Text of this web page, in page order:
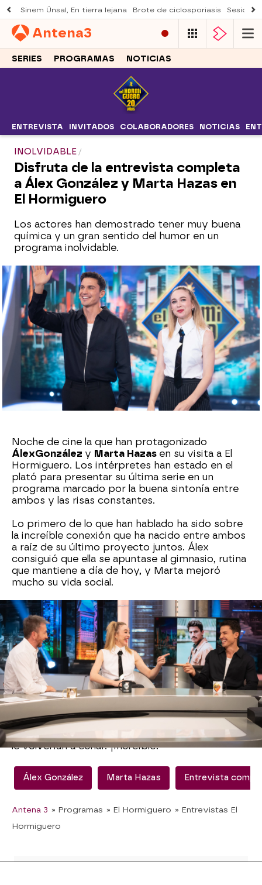
Sinem Ünsal, En tierra lejana Brote de ciclosporiasis Sesión
Antena3
SERIES PROGRAMAS NOTICIAS
ENTREVISTA INVITADOS COLABORADORES NOTICIAS
INOLVIDABLE
Disfruta de la entrevista completa
a Álex González y Marta Hazas en
El Hormiguero
Los actores han demostrado tener muy buena
química y un gran sentido del humor en un
programa inolvidable.
Roberto Fernández Ferreira
Publicado: 10 de junio de 2024, 23:12
WhatsappFacebook Flipboard
Noche de cine la que han protagonizado
ÁlexGonzález y Marta Hazas en su visita a El
Hormiguero. Los intérpretes han estado en el
plató para presentar su última serie en un
programa marcado por la buena sintonía entre
ambos y las risas constantes.
Lo primero de lo que han hablado ha sido sobre
la increíble conexión que ha nacido entre ambos
a raíz de su último proyecto juntos. Álex
consiguió que ella se apuntase al gimnasio, rutina
que mantiene a día de hoy, y Marta mejoró
mucho su vida social.
Además, también hemos conocidouno de los
mayores traumas ocultos de la actriz. Según
ha contado, no puede dormir con una silla cerca
puesto que leyó un cómic terrorífico que le dejó
marcada de por vida.
Marta también ha protagonizado uno de los
momentazos de la noche cuandose ha atrevido
a cantar en directo. La invitada había
confesado que de pequeña le echaron del coro
del colegio y, según le ha dicho Pablo entre risas,
le volverían a echar. ¡Increíble!
Álex González Marta Hazas Entrevista
Antena 3 » Programas » El Hormiguero » Entrevistas El
Hormiguero